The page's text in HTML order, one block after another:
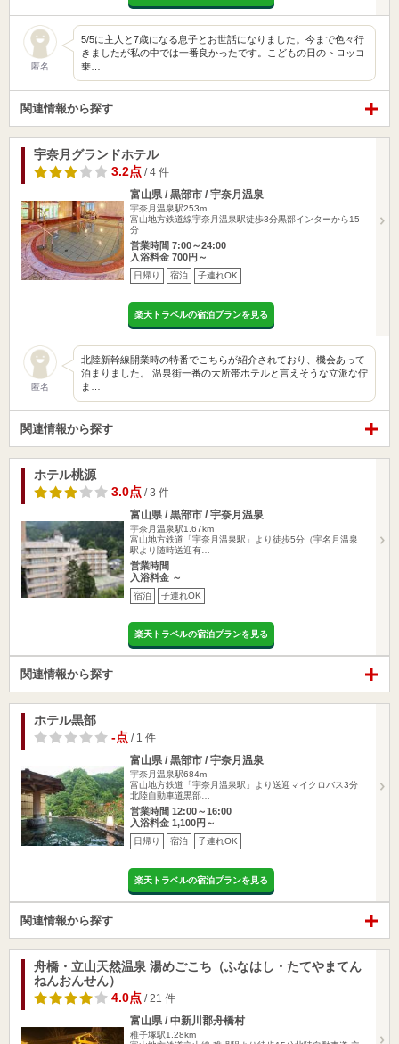
匿名
5/5に主人と7歳になる息子とお世話になりました。今まで色々行
きましたが私の中では一番良かったです。こどもの日のトロッコ
乗…
関連情報から探す
宇奈月グランドホテル
3.2点 / 4 件
富山県 / 黒部市 / 宇奈月温泉
宇奈月温泉駅253m
富山地方鉄道線宇奈月温泉駅徒歩3分黒部インターから15
分
営業時間 7:00～24:00
入浴料金 700円～
日帰り 宿泊 子連れOK
楽天トラベルの宿泊プランを見る
匿名
北陸新幹線開業時の特番でこちらが紹介されており、機会あって
泊まりました。 温泉街一番の大所帯ホテルと言えそうな立派な佇
ま…
関連情報から探す
ホテル桃源
3.0点 / 3 件
富山県 / 黒部市 / 宇奈月温泉
宇奈月温泉駅1.67km
富山地方鉄道「宇奈月温泉駅」より徒歩5分（宇名月温泉
駅より随時送迎有…
営業時間
入浴料金 ～
宿泊 子連れOK
楽天トラベルの宿泊プランを見る
関連情報から探す
ホテル黒部
-点 / 1 件
富山県 / 黒部市 / 宇奈月温泉
宇奈月温泉駅684m
富山地方鉄道「宇奈月温泉駅」より送迎マイクロバス3分
北陸自動車道黒部…
営業時間 12:00～16:00
入浴料金 1,100円～
日帰り 宿泊 子連れOK
楽天トラベルの宿泊プランを見る
関連情報から探す
舟橋・立山天然温泉 湯めごこち（ふなはし・たてやまてん
ねんおんせん）
4.0点 / 21 件
富山県 / 中新川郡舟橋村
稚子塚駅1.28km